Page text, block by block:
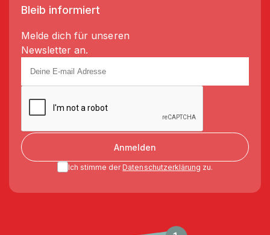
Bleib informiert
Melde dich für unseren
Newsletter an.
Anmelden
Ich stimme der Datenschutzerklärung zu.